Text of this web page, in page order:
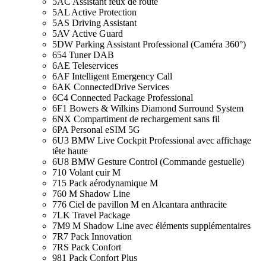
5AL Active Protection
5AS Driving Assistant
5AV Active Guard
5DW Parking Assistant Professional (Caméra 360°)
654 Tuner DAB
6AE Teleservices
6AF Intelligent Emergency Call
6AK ConnectedDrive Services
6C4 Connected Package Professional
6F1 Bowers & Wilkins Diamond Surround System
6NX Compartiment de rechargement sans fil
6PA Personal eSIM 5G
6U3 BMW Live Cockpit Professional avec affichage
tête haute
6U8 BMW Gesture Control (Commande gestuelle)
710 Volant cuir M
715 Pack aérodynamique M
760 M Shadow Line
776 Ciel de pavillon M en Alcantara anthracite
7LK Travel Package
7M9 M Shadow Line avec éléments supplémentaires
7R7 Pack Innovation
7RS Pack Confort
981 Pack Confort Plus